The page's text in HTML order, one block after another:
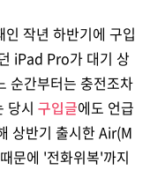
작년 하반기에 구입
iPad Pro가 대기 상
순간부터는 충전조차
당시 구입글에도 언급
상반기 출시한 Air(M
문에 '전화위복'까지